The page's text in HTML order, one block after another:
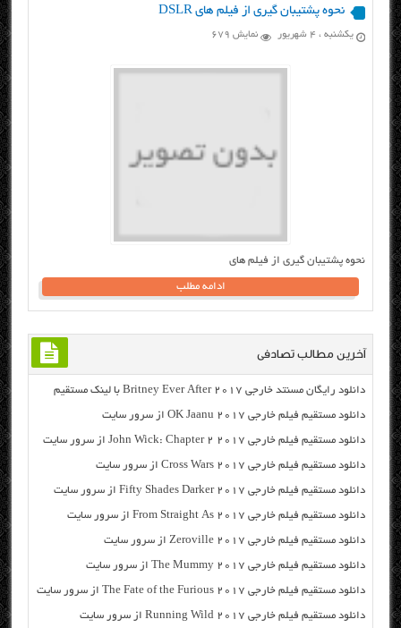
نحوه پشتیبان گیری از فیلم های DSLR
یکشنبه ، ۴ شهریور نمایش 679
نحوه پشتیبان گیری از فیلم های
ادامه مطلب
آخرین مطالب تصادفی
دانلود رایگان مسنتد خارجی Britney Ever After 2017 با لینک مستقیم
دانلود مستقیم فیلم خارجی OK Jaanu 2017 از سرور سایت
دانلود مستقیم فیلم خارجی John Wick: Chapter 2 2017 از سرور سایت
دانلود مستقیم فیلم خارجی Cross Wars 2017 از سرور سایت
دانلود مستقیم فیلم خارجی Fifty Shades Darker 2017 از سرور سایت
دانلود مستقیم فیلم خارجی From Straight As 2017 از سرور سایت
دانلود مستقیم فیلم خارجی Zeroville 2017 از سرور سایت
دانلود مستقیم فیلم خارجی The Mummy 2017 از سرور سایت
دانلود مستقیم فیلم خارجی The Fate of the Furious 2017 از سرور سایت
دانلود مستقیم فیلم خارجی Running Wild 2017 از سرور سایت